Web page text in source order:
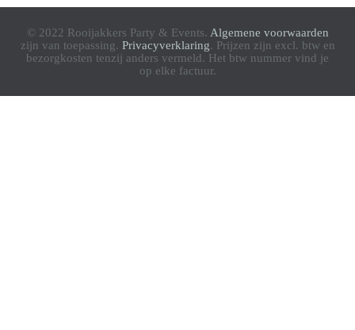
© 2022 Rooijakkers Party & Events. Algemene voorwaarden
zijn van toepassing. Privacyverklaring. Prijzen zijn excl. btw en
bezorgkosten tenzij anders vermeld. Het btw nummer vind je
op elke factuur.